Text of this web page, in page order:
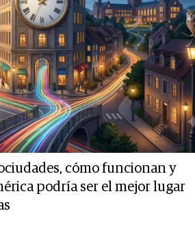
cómo funcionan y
podría ser el mejor lugar